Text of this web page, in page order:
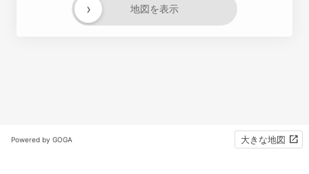
地図を表示
›
Powered by GOGA 大きな地図